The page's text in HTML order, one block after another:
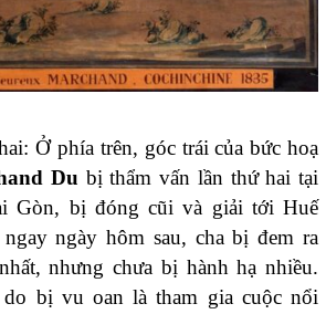
Ở phía trên, góc trái của bức hoạ
Du bị thẩm vấn lần thứ hai tại
Gòn, bị đóng cũi và giải tới Huế
ngày hôm sau, cha bị đem ra
nhưng chưa bị hành hạ nhiều.
bị vu oan là tham gia cuộc nổi